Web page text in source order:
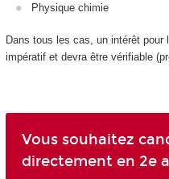
Physique chimie
Dans tous les cas, un intérêt pour
impératif et devra être vérifiable
Vous souhaitez
directement en 2e